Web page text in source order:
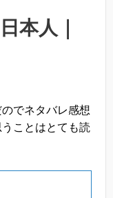
本人｜
でネタバレ感想
ことはとても読